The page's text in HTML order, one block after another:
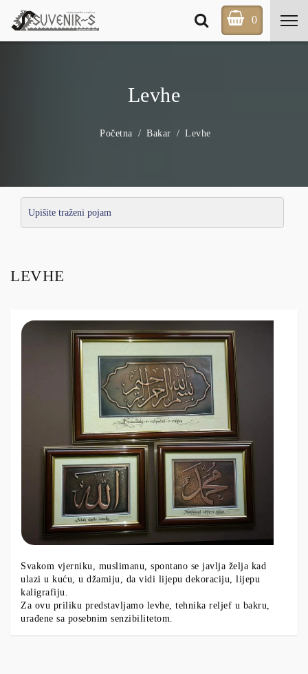
0
Levhe
Početna Bakar Levhe
LEVHE
Svakom vjerniku, muslimanu, spontano se javlja želja kad
ulazi u kuću, u džamiju, da vidi lijepu dekoraciju, lijepu
kaligrafiju.
Za ovu priliku predstavljamo levhe, tehnika reljef u bakru,
urađene sa posebnim senzibilitetom.